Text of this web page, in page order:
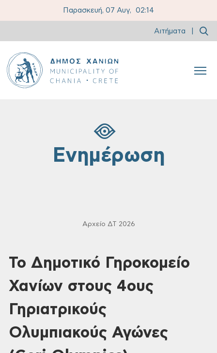
Παρασκευή, 07 Αυγ, 02:14
Αιτήματα
Ενημέρωση
Αρχείο ΔΤ 2026
Το Δημοτικό Γηροκομείο
Χανίων στους 4ους
Γηριατρικούς
Ολυμπιακούς Αγώνες